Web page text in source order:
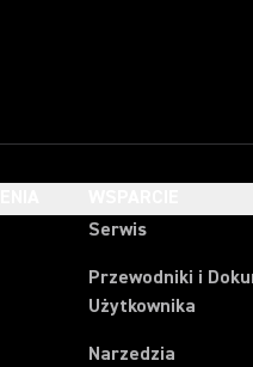
Serwis
Przewodniki i
Użytkownika
Narzedzia